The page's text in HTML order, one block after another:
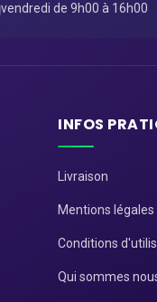
vendredi de 9h00 à 16h00
INFOS
Livraison
Mentions légales
Conditions
Qui sommes